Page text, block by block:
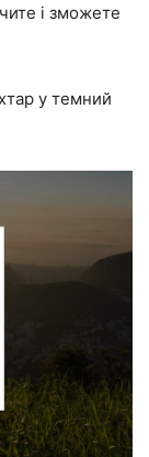
і зможете
у темний